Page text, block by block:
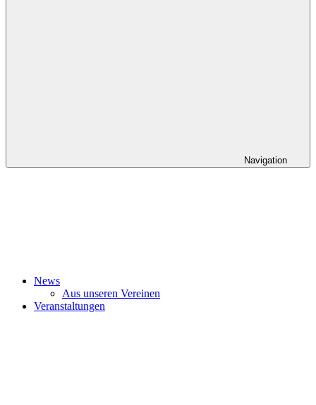
Navigation
News
Aus unseren Vereinen
Veranstaltungen